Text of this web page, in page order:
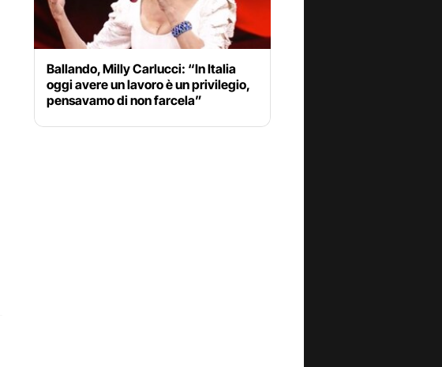
Ballando, Milly Carlucci: “In Italia
oggi avere un lavoro è un privilegio,
pensavamo di non farcela”